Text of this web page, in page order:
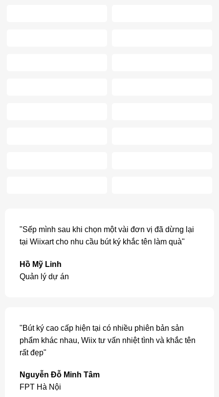
"Sếp mình sau khi chọn một vài đơn vị đã dừng lại
tại Wiixart cho nhu cầu bút ký khắc tên làm quà"
Hồ Mỹ Linh
Quản lý dự án
"Bút ký cao cấp hiện tại có nhiều phiên bản sản
phẩm khác nhau, Wiix tư vấn nhiệt tình và khắc tên
rất đẹp"
Nguyễn Đỗ Minh Tâm
FPT Hà Nội